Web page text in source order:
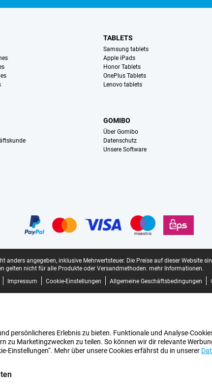
TABLETS
Samsung tablets
Apple iPads
Honor Tablets
OnePlus Tablets
Lenovo tablets
GOMIBO
Über Gomibo
Datenschutz
Unsere Software
anders angegeben, inklusive Mehrwertsteuer. Die Preise auf dieser Website
gelten nicht für alle Produkte oder Versandmethoden: mehr Informationen.
Impressum Cookie-Einstellungen Allgemeine Geschäftsbedingungen
persönlicheres Erlebnis zu bieten. Funktionale und Analyse-
zu Marketingzwecken zu teilen. So können wir dir relevante
Einstellungen“. Mehr über unsere Cookies erfährst du in unserer